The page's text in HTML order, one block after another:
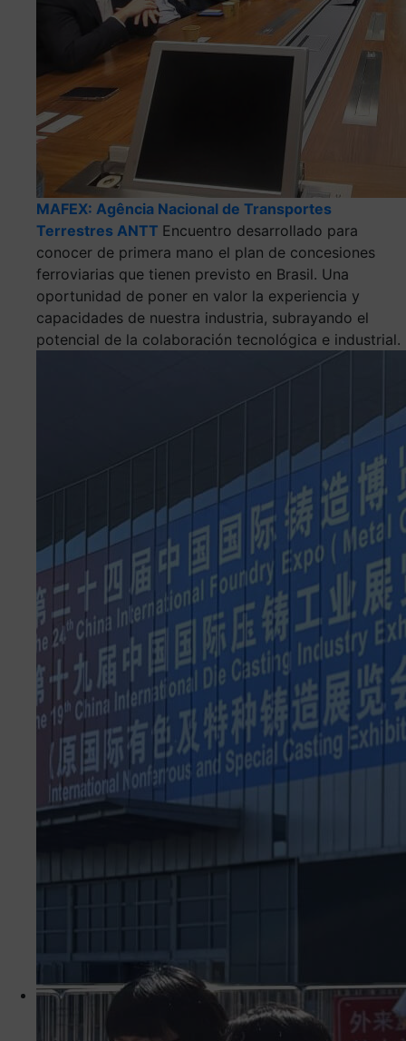
MAFEX: Agência Nacional de Transportes
Terrestres ANTT Encuentro desarrollado para
conocer de primera mano el plan de concesiones
ferroviarias que tienen previsto en Brasil. Una
oportunidad de poner en valor la experiencia y
capacidades de nuestra industria, subrayando el
potencial de la colaboración tecnológica e industrial.